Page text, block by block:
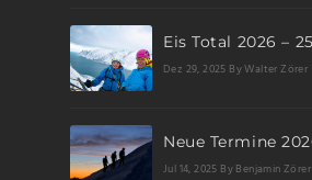
Dez 29, 2025 By Walter Zörer
Jul 14, 2025 By Benjamin Zörer